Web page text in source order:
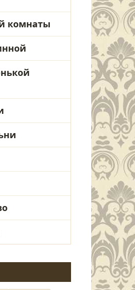
комнаты